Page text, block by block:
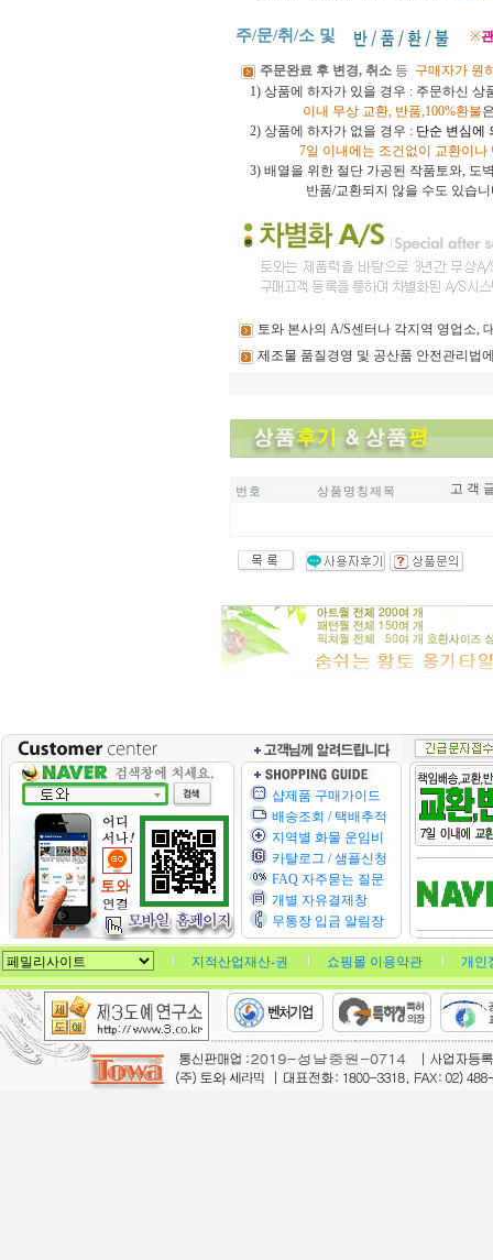
주/문/취/소 및 ※
주문완료 후 변경, 취소 등 구매자가 원
1) 상품에 하자가 있을 경우 : 주문하신 상
이내 무상 교환, 반품,100%환불
2) 상품에 하자가 없을 경우 : 단순 변심에
7일 이내에는 조건없이 교환이나
3)배열을 위한 절단 가공된 작품토와, 도
반품/교환되지 않을 수도 있습니
토와 본사의 A/S센터나 각지역 영업소,
제조물 품질경영 및 공산품 안전관리법
번 호 상 품 명 칭 제 목 고 객
샵제품 구매가이드
배송조회 / 택배추적
지역별 화물 운임비
카탈로그 / 샘플신청
FAQ 자주묻는 질문
개별 자유결제창
무통장 입금 알림장
지적산업재산-권 쇼핑몰 이용약관 개인